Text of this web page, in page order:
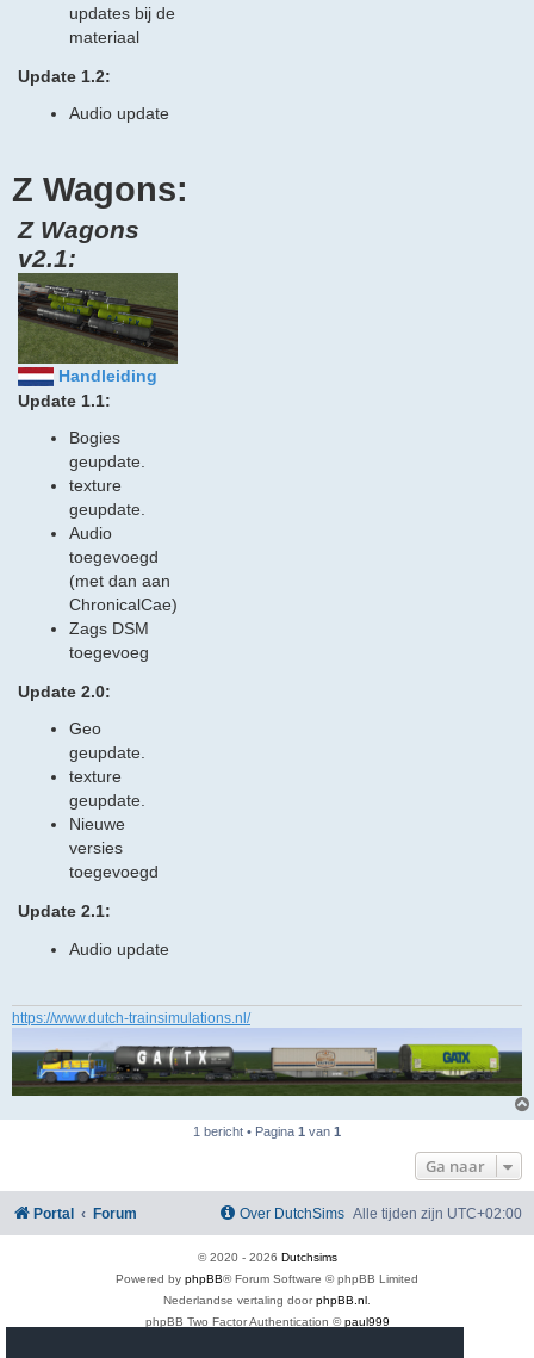
updates bij de
materiaal
Update 1.2:
Audio update
Z Wagons:
Z Wagons
v2.1:
Handleiding
Update 1.1:
Bogies
geupdate.
texture
geupdate.
Audio
toegevoegd
(met dan aan
ChronicalCae)
Zags DSM
toegevoeg
Update 2.0:
Geo
geupdate.
texture
geupdate.
Nieuwe
versies
toegevoegd
Update 2.1:
Audio update
https://www.dutch-trainsimulations.nl/
1 bericht • Pagina 1 van 1
Ga naar
Portal Forum Alle tijden zijn UTC+02:00
Over DutchSims
© 2020 - 2026 Dutchsims
Powered by phpBB® Forum Software © phpBB Limited
Nederlandse vertaling doorphpBB.nl
phpBB Two Factor Authentication ©paul999